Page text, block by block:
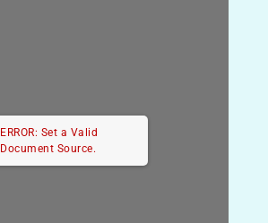
ERROR: Set a Valid
Document Source.